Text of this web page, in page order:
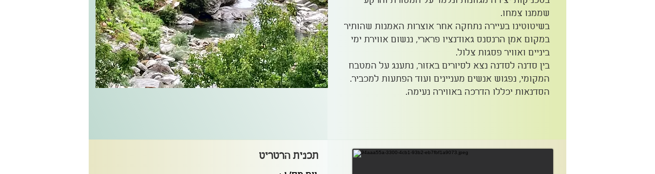
שממנו צמחו.
בשיטוטינו בעיירה נתחקה אחר אוצרות האמנות שהותיר
במקום אמן הרנסנס גאודנציו פרארי, ננשום אווירת ימי
ביניים ואוויר פסגות צלול.
בין סדנה לסדנה נצא לסיורים באזור, נתענג על המטבח
המקומי, נפגוש אנשים מעניינים ועוד הפתעות למכביר.
הסדנאות יכללו הדרכה באווירה נעימה.
תכנית הרטריט